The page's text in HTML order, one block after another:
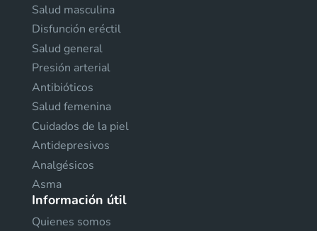
Salud masculina
Disfunción eréctil
Salud general
Presión arterial
Antibióticos
Salud femenina
Cuidados de la piel
Antidepresivos
Analgésicos
Asma
Información útil
Quienes somos